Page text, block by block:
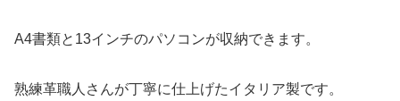
A4書類と13インチのパソコンが収納できます。
熟練革職人さんが丁寧に仕上げたイタリア製です。